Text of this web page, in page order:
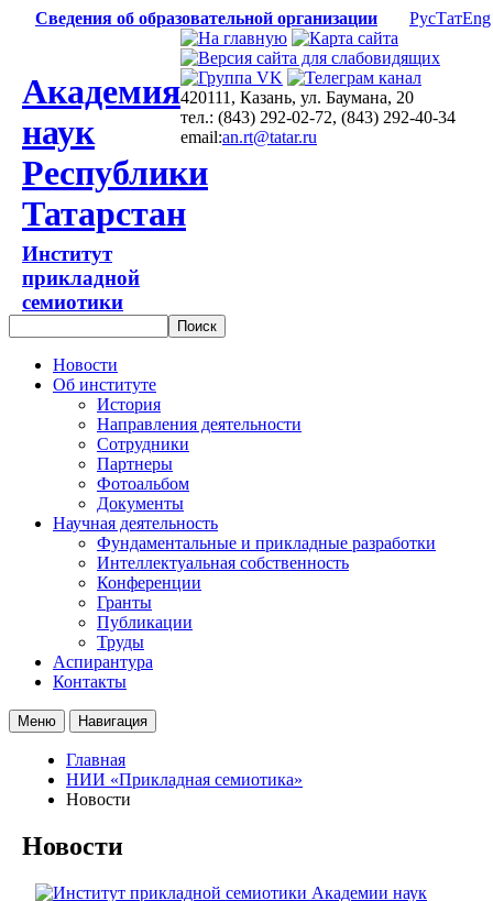
Сведения об образовательной организации РусТатEng
Академия
наук
Республики
Татарстан
Институт
прикладной
семиотики
420111, Казань, ул. Баумана, 20
тел.: (843) 292-02-72, (843) 292-40-34
email:an.rt@tatar.ru
Новости
Об институте
История
Направления деятельности
Сотрудники
Партнеры
Фотоальбом
Документы
Научная деятельность
Фундаментальные и прикладные разработки
Интеллектуальная собственность
Конференции
Гранты
Публикации
Труды
Аспирантура
Контакты
Меню Навигация
Главная
НИИ «Прикладная семиотика»
Новости
Новости